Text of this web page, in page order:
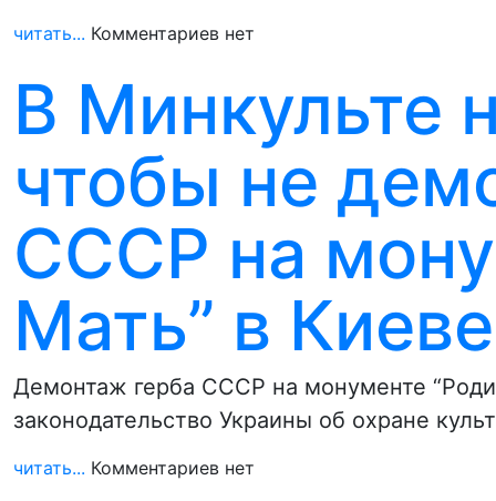
читать... Комментариев нет
В Минкульте
чтобы не
СССР на
Мать” в Киеве
Демонтаж герба СССР на монументе
законодательство Украины об охране
читать... Комментариев нет